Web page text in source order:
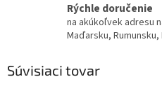
Rýchle doručenie
na akúkoľvek adresu
Maďarsku,
Súvisiaci tovar